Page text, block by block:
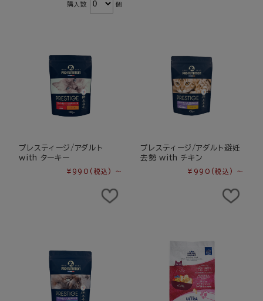
購入数 個
プレスティージ/アダルト
with ターキー
¥990 (税込) ～
プレスティージ/アダルト避妊
去勢 with チキン
¥990 (税込) ～